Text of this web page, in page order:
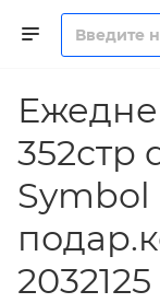
352стр
Symbol
2032125